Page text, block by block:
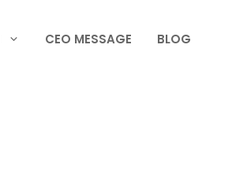
CEO MESSAGE BLOG